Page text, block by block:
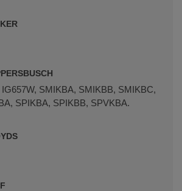
SMIKBA, SMIKBB, SMIKBC,
SPIKBA, SPIKBB, SPVKBA.